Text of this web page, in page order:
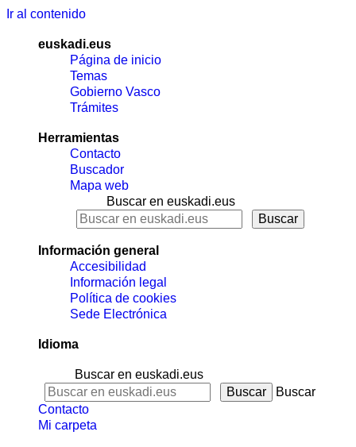
Ir al contenido
euskadi.eus
Página de inicio
Temas
Gobierno Vasco
Trámites
Herramientas
Contacto
Buscador
Mapa web
Buscar en euskadi.eus
Información general
Accesibilidad
Información legal
Política de cookies
Sede Electrónica
Idioma
Buscar en euskadi.eus
Buscar
Contacto
Mi carpeta